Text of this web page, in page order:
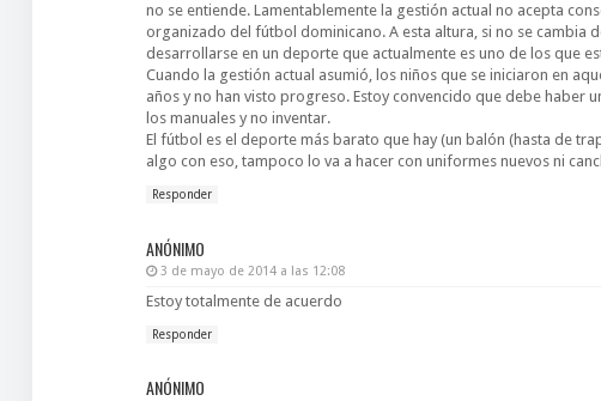
no se entiende. Lamentablemente la gestión actual no acepta
organizado del fútbol dominicano. A esta altura, si no se cambia
desarrollarse en un deporte que actualmente es uno de los que
Cuando la gestión actual asumió, los niños que se iniciaron en
años y no han visto progreso. Estoy convencido que debe
los manuales y no inventar.
El fútbol es el deporte más barato que hay (un balón (hasta de
algo con eso, tampoco lo va a hacer con uniformes nuevos ni
Responder
ANÓNIMO
3 de mayo de 2014 a las 12:08
Estoy totalmente de acuerdo
Responder
ANÓNIMO